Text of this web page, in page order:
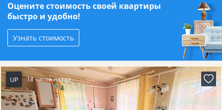
Оцените стоимость своей квартиры
быстро и удобно!
Узнать стоимость
UP 18 часов назад